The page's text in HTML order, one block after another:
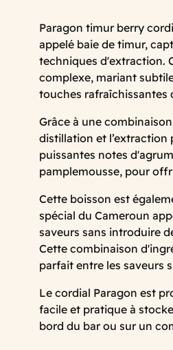
Paragon timur berry
appelé baie de timur,
techniques d'extraction.
complexe, mariant
touches rafraîchissantes
Grâce à une
distillation et l’extraction
puissantes notes
pamplemousse, pour
Cette boisson est
spécial du Cameroun
saveurs sans introduire
Cette combinaison
parfait entre les saveurs
Le cordial Paragon est
facile et pratique à
bord du bar ou sur un